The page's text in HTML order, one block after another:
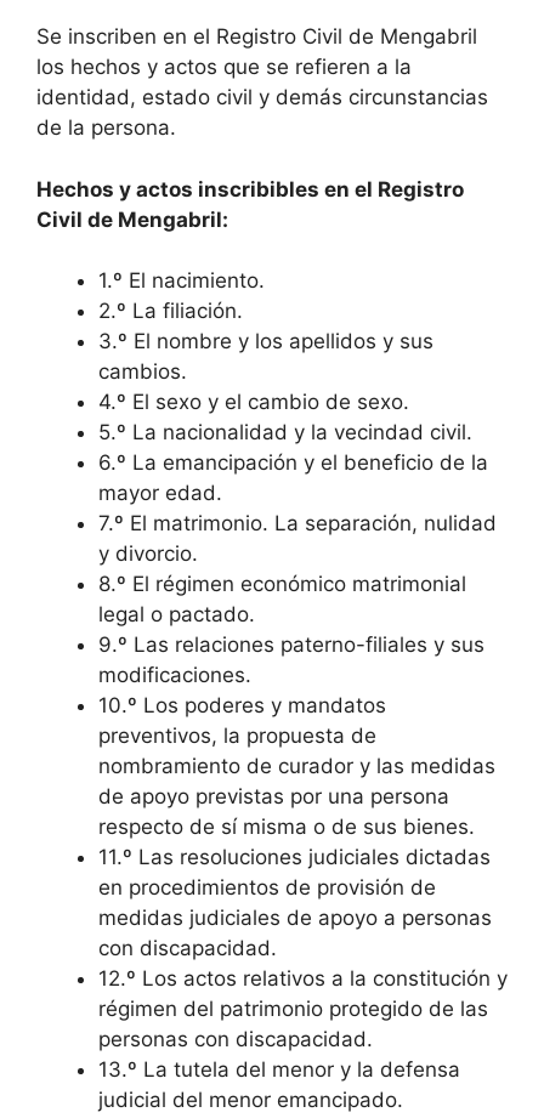
Se inscriben en el Registro Civil de Mengabril
los hechos y actos que se refieren a la
identidad, estado civil y demás circunstancias
de la persona.
Hechos y actos inscribibles en el Registro
Civil de Mengabril:
1.º El nacimiento.
2.º La filiación.
3.º El nombre y los apellidos y sus
cambios.
4.º El sexo y el cambio de sexo.
5.º La nacionalidad y la vecindad civil.
6.º La emancipación y el beneficio de la
mayor edad.
7.º El matrimonio. La separación, nulidad
y divorcio.
8.º El régimen económico matrimonial
legal o pactado.
9.º Las relaciones paterno-filiales y sus
modificaciones.
10.º Los poderes y mandatos
preventivos, la propuesta de
nombramiento de curador y las medidas
de apoyo previstas por una persona
respecto de sí misma o de sus bienes.
11.º Las resoluciones judiciales dictadas
en procedimientos de provisión de
medidas judiciales de apoyo a personas
con discapacidad.
12.º Los actos relativos a la constitución y
régimen del patrimonio protegido de las
personas con discapacidad.
13.º La tutela del menor y la defensa
judicial del menor emancipado.